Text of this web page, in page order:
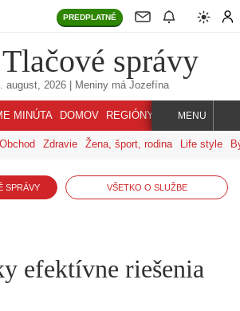
PREDPLATNÉ
Tlačové správy
august, 2026| Meniny má Jozefína
MINÚTA DOMOV REGIÓNY INDEX SVET
MENU
Obchod Zdravie Žena, šport, rodina Life style
SPRÁVY VŠETKO O SLUŽBE
efektívne riešenia